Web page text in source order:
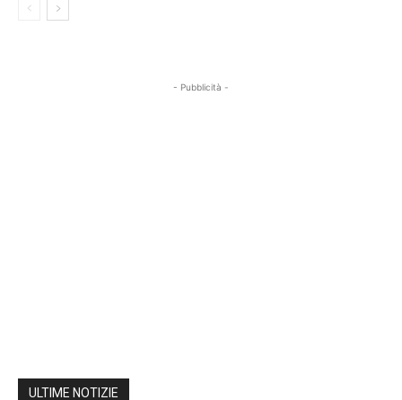
- Pubblicità -
ULTIME NOTIZIE